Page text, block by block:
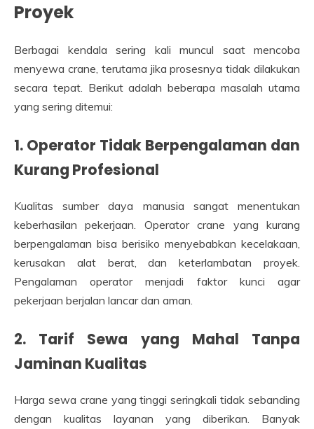
Proyek
Berbagai kendala sering kali muncul saat mencoba
menyewa crane, terutama jika prosesnya tidak dilakukan
secara tepat. Berikut adalah beberapa masalah utama
yang sering ditemui:
1. Operator Tidak Berpengalaman dan
Kurang Profesional
Kualitas sumber daya manusia sangat menentukan
keberhasilan pekerjaan. Operator crane yang kurang
berpengalaman bisa berisiko menyebabkan kecelakaan,
kerusakan alat berat, dan keterlambatan proyek.
Pengalaman operator menjadi faktor kunci agar
pekerjaan berjalan lancar dan aman.
2. Tarif Sewa yang Mahal Tanpa
Jaminan Kualitas
Harga sewa crane yang tinggi seringkali tidak sebanding
dengan kualitas layanan yang diberikan. Banyak